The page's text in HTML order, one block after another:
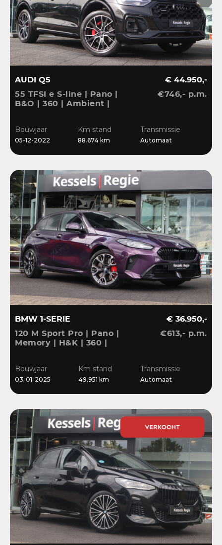
AUDI Q5
55 TFSI e S-line | Pano |
B&O | 360 | Ambient |
€ 44.950,-
€746,- p.m.
Bouwjaar
05-12-2022
Km stand
88.674 km
Transmissie
Automaat
BMW 1-SERIE
120 M Sport Pro | Pano |
Memory | H&K | 360 |
El.klep | 18”
€ 36.950,-
€613,- p.m.
Bouwjaar
03-01-2025
Km stand
49.951 km
Transmissie
Automaat